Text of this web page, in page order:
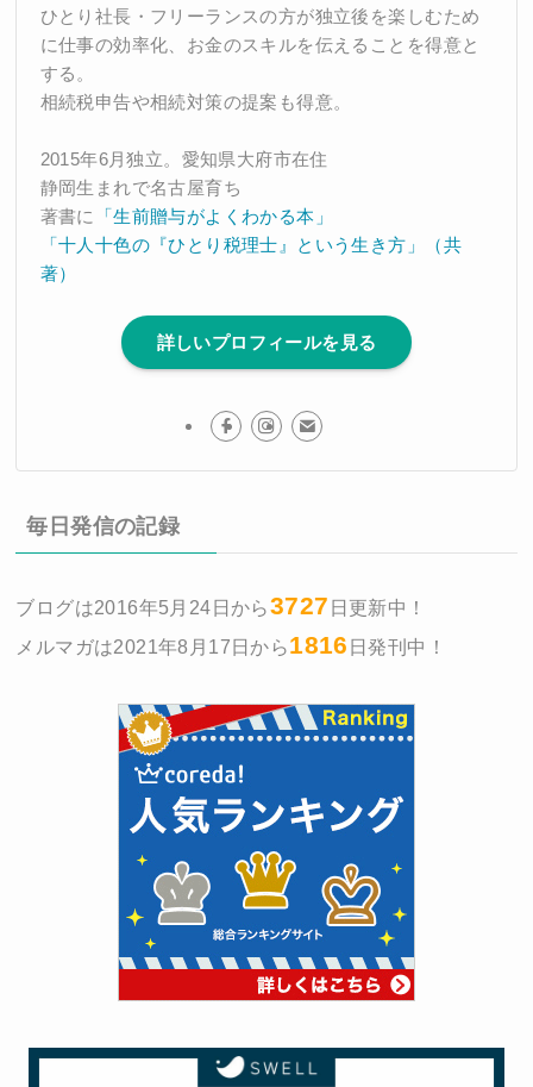
ひとり社長・フリーランスの方が独立後を楽しむため
に仕事の効率化、お金のスキルを伝えることを得意と
する。
相続税申告や相続対策の提案も得意。
2015年6月独立。愛知県大府市在住
静岡生まれで名古屋育ち
著書に
「生前贈与がよくわかる本」
「十人十色の『ひとり税理士』という生き方」（共
著）
詳しいプロフィールを見る
毎日発信の記録
ブログは2016年5月24日から3727 日更新中！
メルマガは2021年8月17日から1816 日発刊中！